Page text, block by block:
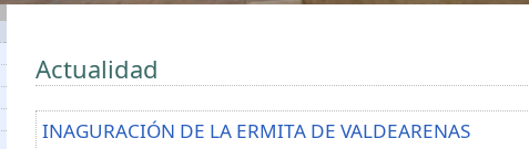
Actualidad
INAGURACIÓN DE LA ERMITA DE VALDEARENAS